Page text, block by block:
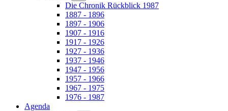
Die Chronik Rückblick 1987
1887 - 1896
1897 - 1906
1907 - 1916
1917 - 1926
1927 - 1936
1937 - 1946
1947 - 1956
1957 - 1966
1967 - 1975
1976 - 1987
Agenda